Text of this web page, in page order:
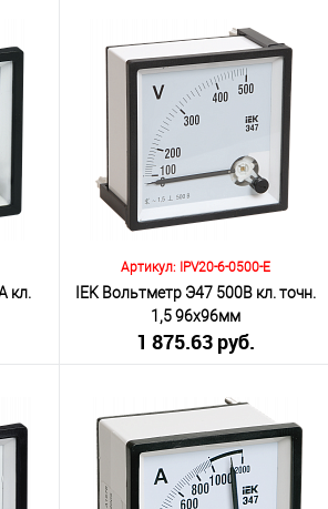
Количество:
В корзину
К сравнению
В избранное
Под заказ
кл.
Артикул: IPV20-6-0500-E
IEK Вольтметр Э47 500В кл. точн.
1,5 96х96мм
1 875.63 руб.
Количество:
В корзину